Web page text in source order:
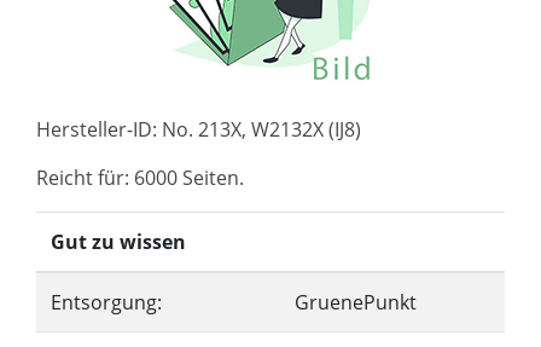
Hersteller-ID: No. 213X, W2132X (IJ8)
Reicht für: 6000 Seiten.
Gut zu wissen
Entsorgung: GruenePunkt